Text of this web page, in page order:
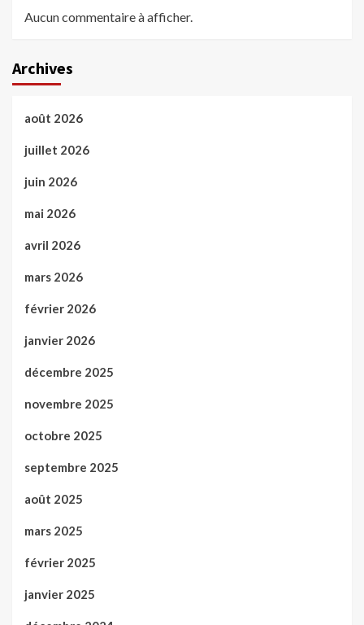
Aucun commentaire à afficher.
Archives
août 2026
juillet 2026
juin 2026
mai 2026
avril 2026
mars 2026
février 2026
janvier 2026
décembre 2025
novembre 2025
octobre 2025
septembre 2025
août 2025
mars 2025
février 2025
janvier 2025